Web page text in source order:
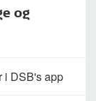
og
i DSB's app